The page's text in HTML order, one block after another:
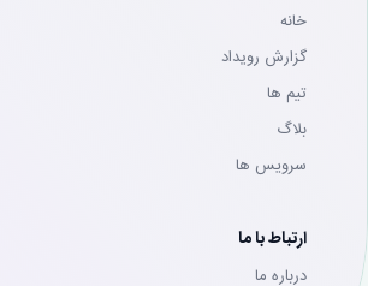
خانه
گزارش رویداد
تيم ها
بلاگ
سرويس ها
ارتباط با ما
درباره ما